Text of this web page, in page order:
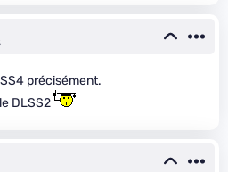
précisément.
DLSS2